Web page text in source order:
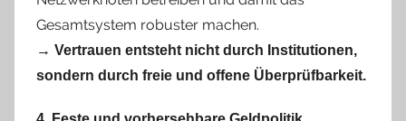
Gesamtsystem robuster machen.
→ Vertrauen entsteht nicht durch Institutionen,
sondern durch freie und offene Überprüfbarkeit.